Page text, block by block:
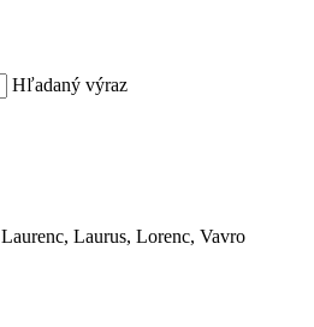
Hľadaný výraz
Laurus, Lorenc, Vavro